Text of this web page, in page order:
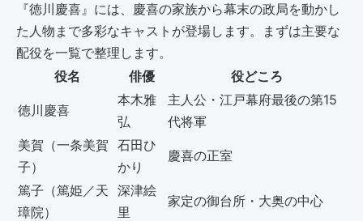
『徳川慶喜』には、慶喜の家族から幕末の政局を動かし
た人物まで多彩なキャストが登場します。まずは主要な
配役を一覧で整理します。
役名
俳優 役どころ
徳川慶喜
本木雅
弘
主人公・江戸幕府最後の第15
代将軍
美賀（一条美賀
子）
石田ひ
かり
慶喜の正室
篤子（篤姫／天
璋院）
深津絵
里
家定の御台所・大奥の中心